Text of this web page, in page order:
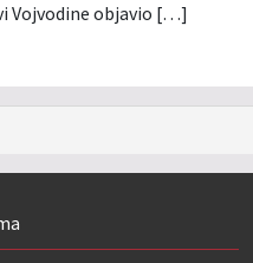
Vojvodine objavio […]